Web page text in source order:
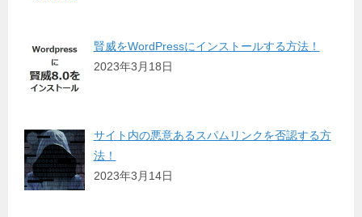
賢威をWordPressにインストールする方法！
2023年3月18日
サイト内の悪意あるスパムリンクを否認する方
法！
2023年3月14日